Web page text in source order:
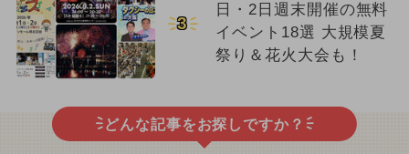
3
日・2日週末開催の無料
イベント18選 大規模夏
祭り＆花火大会も！
どんな記事をお探しですか？